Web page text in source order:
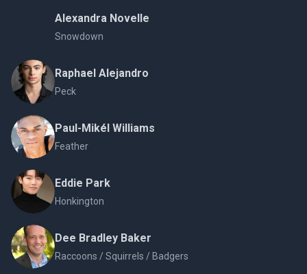
Alexandra Novelle
Snowdown
Raphael Alejandro
Peck
Paul-Mikél Williams
Feather
Eddie Park
Honkington
Dee Bradley Baker
Raccoons / Squirrels / Badgers